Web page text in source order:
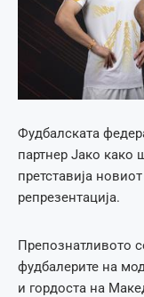
Фудбалската
партнер Јако како
претставија
репрезентација.
Препознатливото
фудбалерите на
и гордоста на